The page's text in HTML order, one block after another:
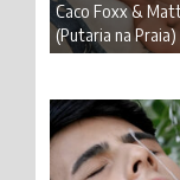
Caco Foxx &
(Putaria na